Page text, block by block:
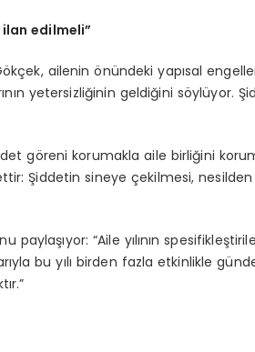
ilan edilmeli”
ailenin önündeki yapısal
yetersizliğinin geldiğini söylüyor.
göreni korumakla aile birliğini
Şiddetin sineye çekilmesi,
“Aile yılının
bu yılı birden fazla etkinlikle